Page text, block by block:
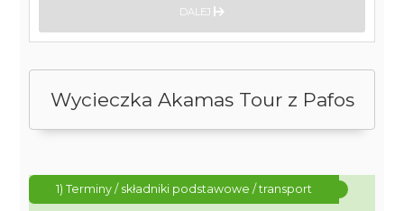
Wycieczka Akamas Tour z Pafos
1) Terminy / składniki podstawowe / transport
DALEJ